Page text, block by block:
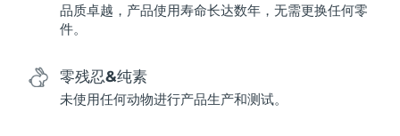
品质卓越，产品使用寿命长达数年，无需更换任何零
件。
零残忍&纯素
未使用任何动物进行产品生产和测试。